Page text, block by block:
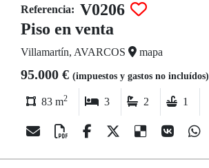
Referencia: V0206
Piso en venta
Villamartín, AVARCOS mapa
95.000 € (impuestos y gastos no incluídos)
83 m2 3 2 1